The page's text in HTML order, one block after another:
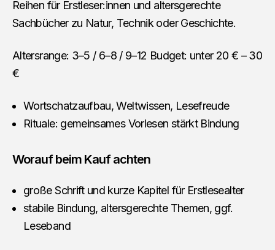
Reihen für Erstleser:innen und altersgerechte
Sachbücher zu Natur, Technik oder Geschichte.
Altersrange: 3–5 / 6–8 / 9–12 Budget: unter 20 € – 30
€
Wortschatzaufbau, Weltwissen, Lesefreude
Rituale: gemeinsames Vorlesen stärkt Bindung
Worauf beim Kauf achten
große Schrift und kurze Kapitel für Erstlesealter
stabile Bindung, altersgerechte Themen, ggf.
Leseband